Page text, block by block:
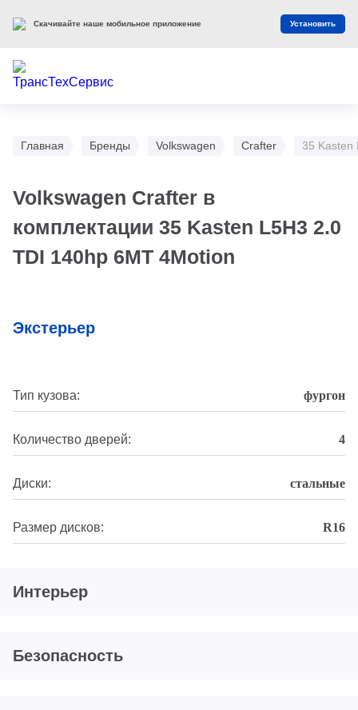
Главная Бренды Volkswagen Crafter 35 Kasten
Volkswagen Crafter в
комплектации 35 Kasten L5H3 2.0
TDI 140hp 6MT 4Motion
Экстерьер
Тип кузова: фургон
Количество дверей: 4
Диски: стальные
Размер дисков: R16
Интерьер
Безопасность
Скачивайте наше мобильное приложение Установить